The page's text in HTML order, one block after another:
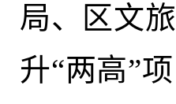
局、区文
升“两高”